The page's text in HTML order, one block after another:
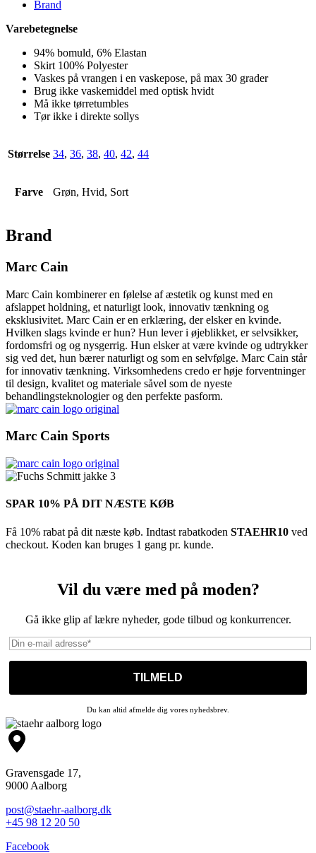
Brand
Varebetegnelse
94% bomuld, 6% Elastan
Skirt 100% Polyester
Vaskes på vrangen i en vaskepose, på max 30 grader
Brug ikke vaskemiddel med optisk hvidt
Må ikke tørretumbles
Tør ikke i direkte sollys
Størrelse 34, 36, 38, 40, 42, 44
Farve Grøn, Hvid, Sort
Brand
Marc Cain
Marc Cain kombinerer en følelse af æstetik og kunst med en
afslappet holdning, et naturligt look, innovativ tænkning og
eksklusivitet. Marc Cain er en erklæring, der elsker en kvinde.
Hvilken slags kvinde er hun? Hun lever i øjeblikket, er selvsikker,
fordomsfri og og nysgerrig. Hun elsker at være kvinde og udtrykker
sig ved det, hun bærer naturligt og som en selvfølge. Marc Cain står
for innovativ tænkning. Virksomhedens credo er høje forventninger
til design, kvalitet og materiale såvel som de nyeste
behandlingsteknologier og den perfekte pasform.
Marc Cain Sports
SPAR 10% PÅ DIT NÆSTE KØB
Få 10% rabat på dit næste køb. Indtast rabatkoden STAEHR10 ved
checkout. Koden kan bruges 1 gang pr. kunde.
Vil du være med på moden?
Gå ikke glip af lækre nyheder, gode tilbud og konkurrencer.
Du kan altid afmelde dig vores nyhedsbrev.
Gravensgade 17,
9000 Aalborg
post@staehr-aalborg.dk
+45 98 12 20 50
Facebook